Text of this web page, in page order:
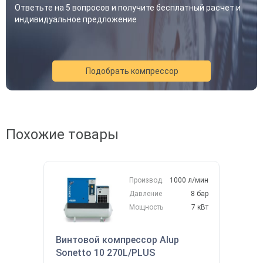
Ответьте на 5 вопросов и получите бесплатный расчет и
индивидуальное предложение
Подобрать компрессор
Похожие товары
Винтовой компрессор Alup
Sonetto 10 270L/PLUS
Производ.
1000 л/мин
Давление
8 бар
Мощность
7 кВт